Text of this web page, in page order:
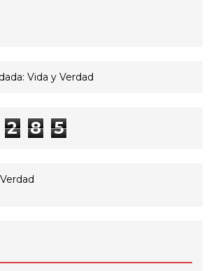
Vida y Verdad
2 8 5